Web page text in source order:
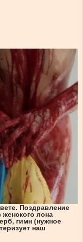
Поздравление
лона
гимн (нужное
наш